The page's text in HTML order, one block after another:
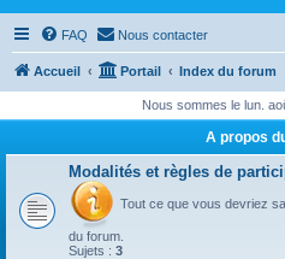
FAQ Nous contacter
Accueil Portail Index du forum
Nous sommes le lun.
A propos
Modalités et règles de
Tout ce que vous devriez
du forum.
Sujets : 3